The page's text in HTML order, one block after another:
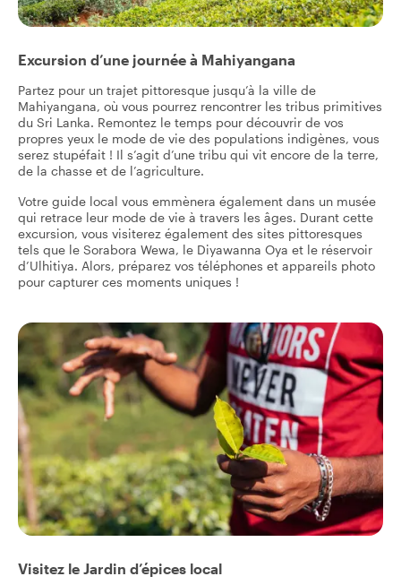
Excursion d’une journée à Mahiyangana
Partez pour un trajet pittoresque jusqu’à la ville de
Mahiyangana, où vous pourrez rencontrer les tribus primitives
du Sri Lanka. Remontez le temps pour découvrir de vos
propres yeux le mode de vie des populations indigènes, vous
serez stupéfait ! Il s’agit d’une tribu qui vit encore de la terre,
de la chasse et de l’agriculture.
Votre guide local vous emmènera également dans un musée
qui retrace leur mode de vie à travers les âges. Durant cette
excursion, vous visiterez également des sites pittoresques
tels que le Sorabora Wewa, le Diyawanna Oya et le réservoir
d’Ulhitiya. Alors, préparez vos téléphones et appareils photo
pour capturer ces moments uniques !
Visitez le Jardin d’épices local